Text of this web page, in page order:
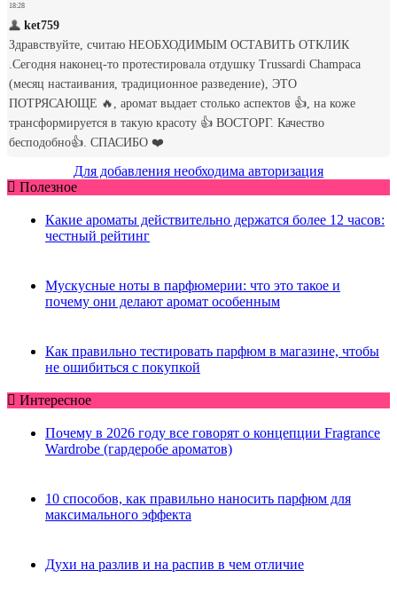
Для добавления необходима авторизация
Полезное
Какие ароматы действительно держатся более 12 часов:
честный рейтинг
Мускусные ноты в парфюмерии: что это такое и
почему они делают аромат особенным
Как правильно тестировать парфюм в магазине, чтобы
не ошибиться с покупкой
Интересное
Почему в 2026 году все говорят о концепции Fragrance
Wardrobe (гардеробе ароматов)
10 способов, как правильно наносить парфюм для
максимального эффекта
Духи на разлив и на распив в чем отличие